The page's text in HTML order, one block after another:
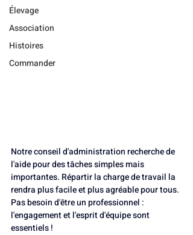
Élevage
Association
Histoires
Commander
Notre conseil d'administration recherche de
l'aide pour des tâches simples mais
importantes. Répartir la charge de travail la
rendra plus facile et plus agréable pour tous.
Pas besoin d'être un professionnel :
l'engagement et l'esprit d'équipe sont
essentiels !